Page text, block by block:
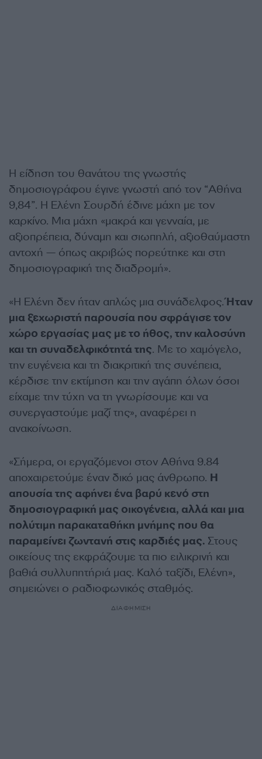
Η είδηση του θανάτου της γνωστής
δημοσιογράφου έγινε γνωστή από τον “Αθήνα
9,84”. Η Ελένη Σουρδή έδινε μάχη με τον
καρκίνο. Μια μάχη «μακρά και γενναία, με
αξιοπρέπεια, δύναμη και σιωπηλή, αξιοθαύμαστη
αντοχή — όπως ακριβώς πορεύτηκε και στη
δημοσιογραφική της διαδρομή».
«Η Ελένη δεν ήταν απλώς μια συνάδελφος.Ήταν
μια ξεχωριστή παρουσία που σφράγισε τον
χώρο εργασίας μας με το ήθος, την καλοσύνη
και τη συναδελφικότητά της. Με το χαμόγελο,
την ευγένεια και τη διακριτική της συνέπεια,
κέρδισε την εκτίμηση και την αγάπη όλων όσοι
είχαμε την τύχη να τη γνωρίσουμε και να
συνεργαστούμε μαζί της», αναφέρει η
ανακοίνωση.
«Σήμερα, οι εργαζόμενοι στον Αθήνα 9.84
αποχαιρετούμε έναν δικό μας άνθρωπο. Η
απουσία της αφήνει ένα βαρύ κενό στη
δημοσιογραφική μας οικογένεια, αλλά και μια
πολύτιμη παρακαταθήκη μνήμης που θα
παραμείνει ζωντανή στις καρδιές μας. Στους
οικείους της εκφράζουμε τα πιο ειλικρινή και
βαθιά συλλυπητήριά μας. Καλό ταξίδι, Ελένη»,
σημειώνει ο ραδιοφωνικός σταθμός.
ΔΙΑΦΗΜΙΣΗ